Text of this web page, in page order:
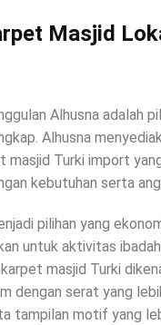
Masjid
Alhusna adalah
Alhusna
masjid Turki import
kebutuhan serta
pilihan yang
untuk aktivitas ibadah
masjid Turki
dengan serat yang
tampilan motif yang